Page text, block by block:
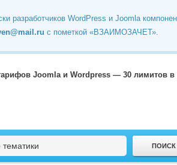
разработчиков WordPress и Joomla
c пометкой «ВЗАИМОЗАЧЕТ».
Joomla и Wordpress — 30 лимитов
тематики